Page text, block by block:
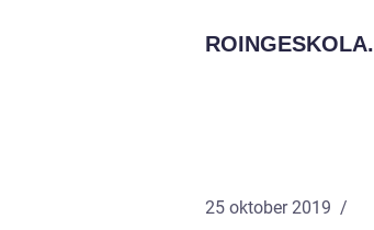
ROINGESKOLA.
25 oktober 2019